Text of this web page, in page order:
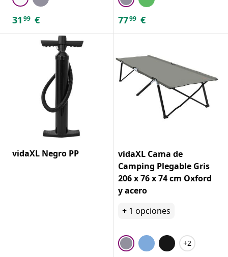
31 99 € 7799 €
vidaXL Negro PP
vidaXL Cama de
Camping Plegable Gris
206 x 76 x 74 cm Oxford
y acero
+ 1 opciones
+2